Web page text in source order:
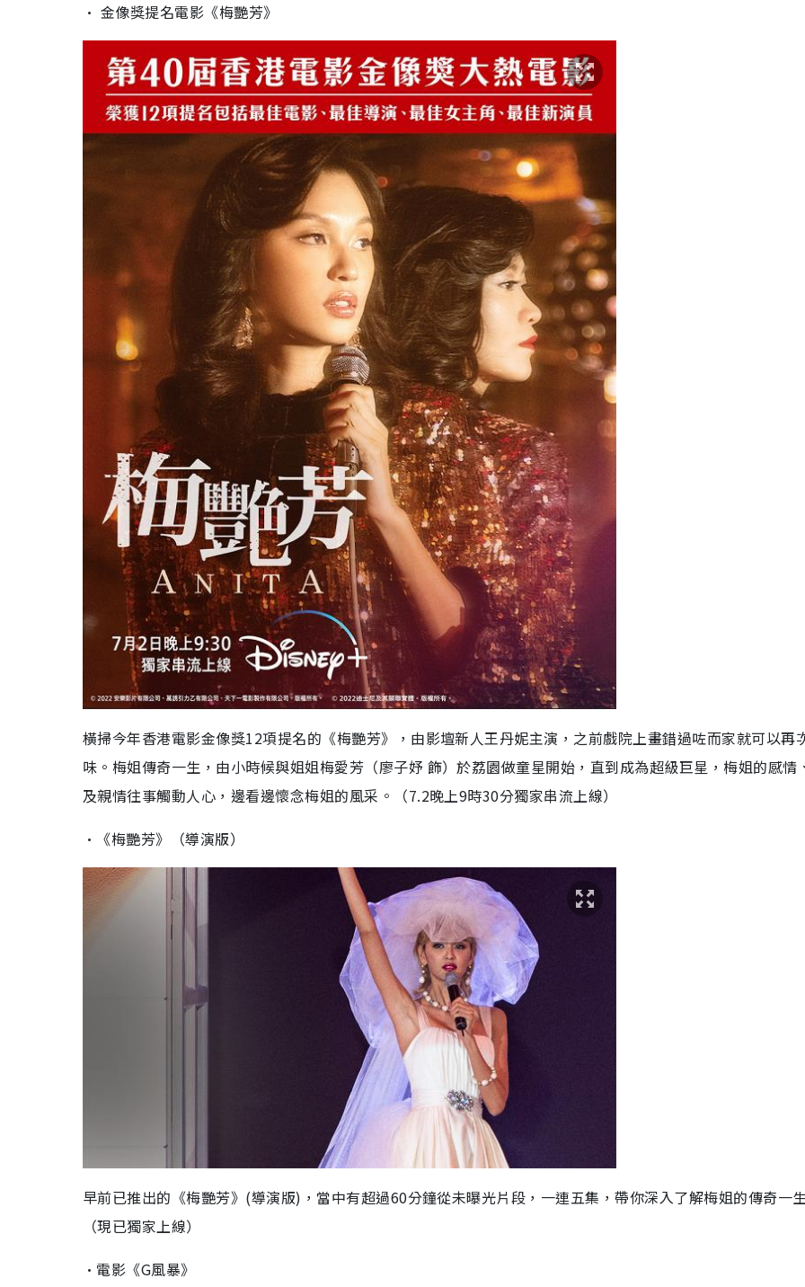
• 金像獎提名電影《梅艷芳》
橫掃今年香港電影金像獎12項提名的《梅艷芳》，由影壇新人王丹妮主演，之前戲院上畫錯過咗而家就可以再
味。梅姐傳奇一生，由小時候與姐姐梅愛芳（廖子妤 飾）於荔園做童星開始，直到成為超級巨星，梅姐的感情
及親情往事觸動人心，邊看邊懷念梅姐的風采。（7.2晚上9時30分獨家串流上線）
•《梅艷芳》（導演版）
早前已推出的《梅艷芳》(導演版)，當中有超過60分鐘從未曝光片段，一連五集，帶你深入了解梅姐的傳奇一
（現已獨家上線）
•電影《G風暴》